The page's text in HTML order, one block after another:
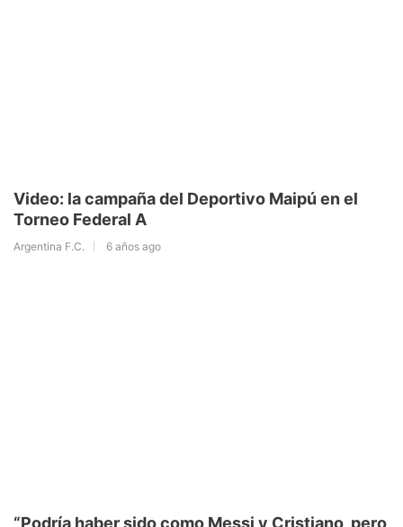
Video: la campaña del Deportivo Maipú en el
Torneo Federal A
Argentina F.C. 6 años ago
“Podría haber sido como Messi y Cristiano, pero